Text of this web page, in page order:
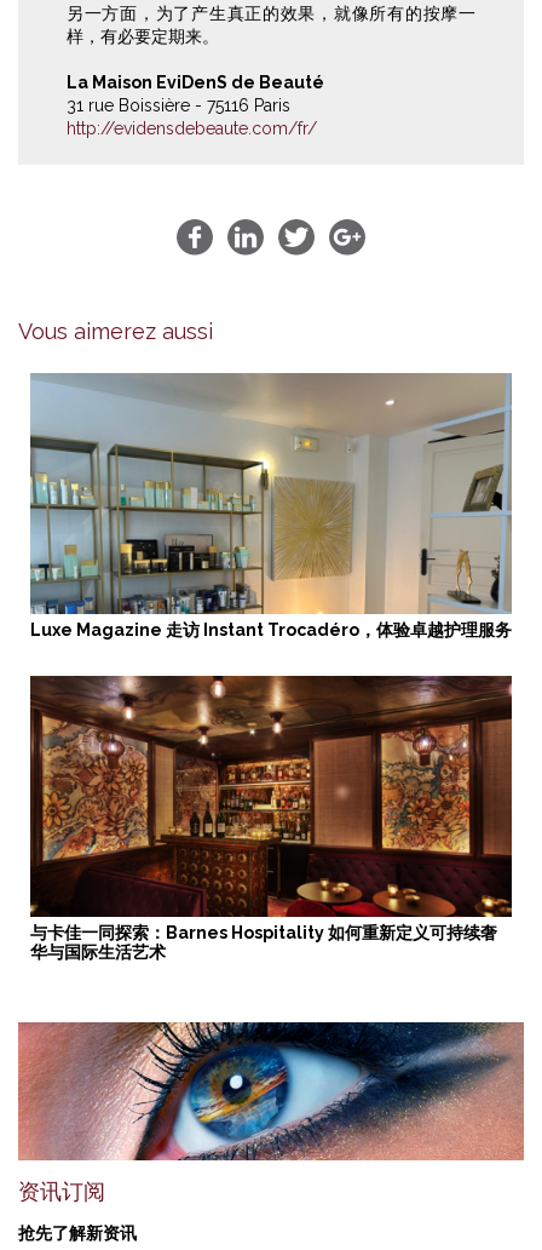
另一方面，为了产生真正的效果，就像所有的按摩一
样，有必要定期来。
La Maison EviDenS de Beauté
31 rue Boissière - 75116 Paris
http://evidensdebeaute.com/fr/
Vous aimerez aussi
Luxe Magazine 走访 Instant Trocadéro，体验卓越护理服务
与卡佳一同探索：Barnes Hospitality 如何重新定义可持续奢
华与国际生活艺术
资讯订阅
抢先了解新资讯